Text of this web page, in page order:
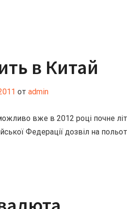
в Китай
от admin
вже в 2012 році почне
Федерації дозвіл на